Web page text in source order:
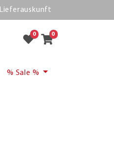
Lieferauskunft
0 0
% Sale %